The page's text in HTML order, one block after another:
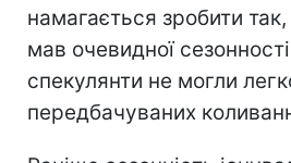
намагається зробити
мав очевидної
спекулянти не могли
передбачуваних